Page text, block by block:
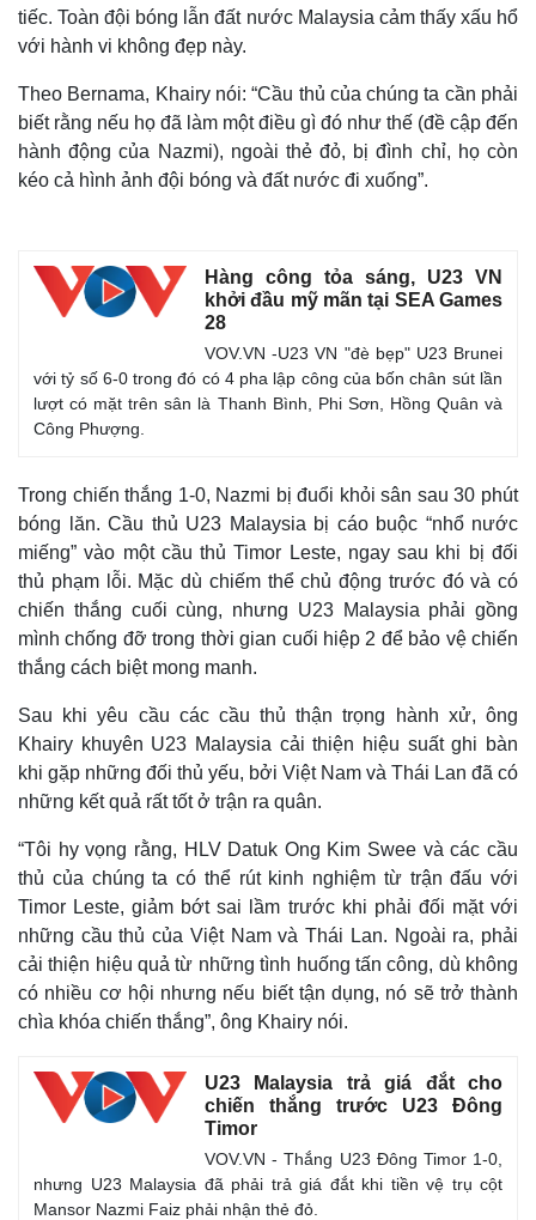
Thế giới
Quan sát
Multimedia
Video
Ảnh
E-Magazine
Infographic
tiếc. Toàn đội bóng lẫn đất nước Malaysia cảm thấy xấu hổ
với hành vi không đẹp này.
Theo Bernama, Khairy nói:“Cầu thủ của chúng ta cần phải
biết rằng nếu họ đã làm một điều gì đó như thế (đề cập đến
hành động của Nazmi), ngoài thẻ đỏ, bị đình chỉ, họ còn
kéo cả hình ảnh đội bóng và đất nước đi xuống”.
Hàng công tỏa sáng, U23 VN
khởi đầu mỹ mãn tại SEA Games
28
VOV.VN -U23 VN "đè bẹp" U23 Brunei
với tỷ số 6-0 trong đó có 4 pha lập công của bốn chân sút lần
lượt có mặt trên sân là Thanh Bình, Phi Sơn, Hồng Quân và
Công Phượng.
Trong chiến thắng 1-0, Nazmi bị đuổi khỏi sân sau 30 phút
bóng lăn. Cầu thủ U23 Malaysia bị cáo buộc “nhổ nước
miếng” vào một cầu thủ Timor Leste, ngay sau khi bị đối
thủ phạm lỗi. Mặc dù chiếm thể chủ động trước đó và có
chiến thắng cuối cùng, nhưng U23 Malaysia phải gồng
mình chống đỡ trong thời gian cuối hiệp 2 để bảo vệ chiến
thắng cách biệt mong manh.
Sau khi yêu cầu các cầu thủ thận trọng hành xử, ông
Khairy khuyên U23 Malaysia cải thiện hiệu suất ghi bàn
khi gặp những đối thủ yếu, bởi Việt Nam và Thái Lan đã có
những kết quả rất tốt ở trận ra quân.
“Tôi hy vọng rằng, HLV Datuk Ong Kim Swee và các cầu
thủ của chúng ta có thể rút kinh nghiệm từ trận đấu với
Timor Leste, giảm bớt sai lầm trước khi phải đối mặt với
những cầu thủ của Việt Nam và Thái Lan. Ngoài ra, phải
cải thiện hiệu quả từ những tình huống tấn công, dù không
có nhiều cơ hội nhưng nếu biết tận dụng, nó sẽ trở thành
chìa khóa chiến thắng”, ông Khairy nói.
U23 Malaysia trả giá đắt cho
chiến thắng trước U23 Đông
Timor
VOV.VN - Thắng U23 Đông Timor 1-0,
nhưng U23 Malaysia đã phải trả giá đắt khi tiền vệ trụ cột
Mansor Nazmi Faiz phải nhận thẻ đỏ.